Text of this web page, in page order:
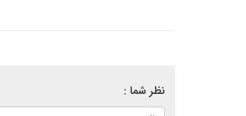
نظر شما :